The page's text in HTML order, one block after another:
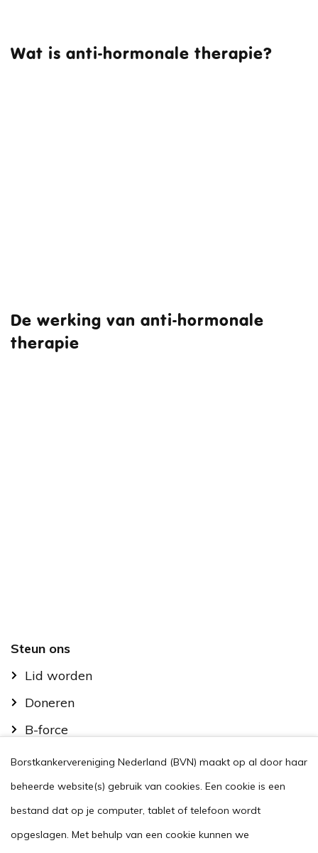
Wat is anti-hormonale therapie?
De werking van anti-hormonale
therapie
Footer
Steun ons
Lid worden
Doneren
B-force
Kom in actie
Handig
Stel je vraag
Agenda
Borstkankervereniging Nederland (BVN) maakt op al door haar
beheerde website(s) gebruik van cookies. Een cookie is een
bestand dat op je computer, tablet of telefoon wordt
opgeslagen. Met behulp van een cookie kunnen we